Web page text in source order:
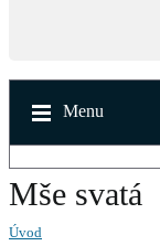
Menu
Mše svatá
Úvod